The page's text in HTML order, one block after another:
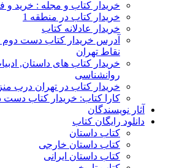
خریدار کتاب و مجله : خرید
خریدار کتاب در منطقه 1
خریدار عادلانه کتاب
آدرس خریدار کتاب دست دوم
نقاط تهران
خریدار کتاب های داستان,
روانشناسی
خریدار کتاب در تهران درب
کارا کتاب: خریدار کتاب دست
آثار نویسندگان
دانلود رایگان کتاب
کتاب داستان
کتاب داستان خارجی
کتاب داستان ایرانی